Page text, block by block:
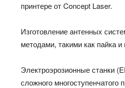
принтере от Concept Laser.
Изготовление антенных
методами, такими как пайка и
Электроэрозионные станки
сложного многоступенчатого